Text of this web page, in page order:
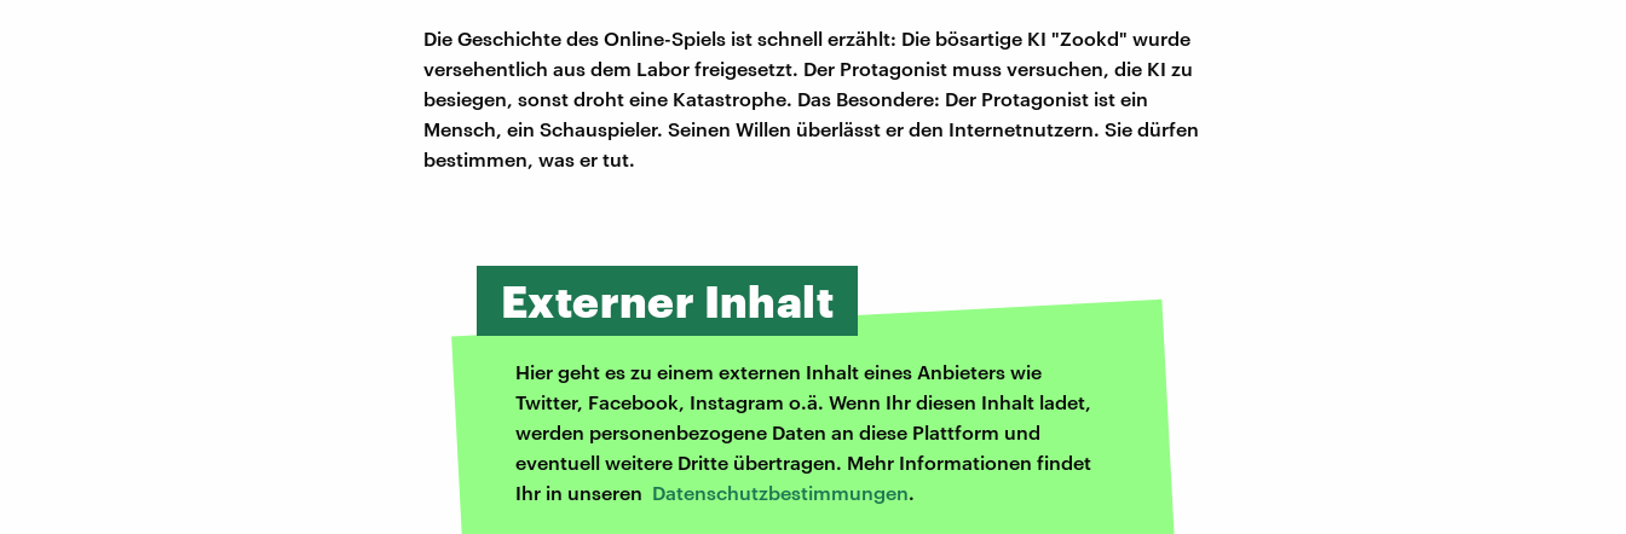
Die Geschichte des Online-Spiels ist schnell erzählt: Die bösartige KI "Zookd" wurde
versehentlich aus dem Labor freigesetzt. Der Protagonist muss versuchen, die KI zu
besiegen, sonst droht eine Katastrophe. Das Besondere: Der Protagonist ist ein
Mensch, ein Schauspieler. Seinen Willen überlässt er den Internetnutzern. Sie dürfen
bestimmen, was er tut.
Externer Inhalt
Hier geht es zu einem externen Inhalt eines Anbieters wie
Twitter, Facebook, Instagram o.ä. Wenn Ihr diesen Inhalt ladet,
werden personenbezogene Daten an diese Plattform und
eventuell weitere Dritte übertragen. Mehr Informationen findet
Ihr in unseren Datenschutzbestimmungen.